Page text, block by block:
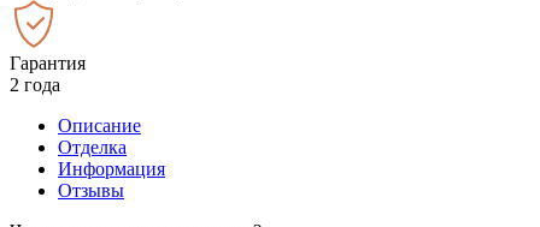
Гарантия
2 года
Описание
Отделка
Информация
Отзывы